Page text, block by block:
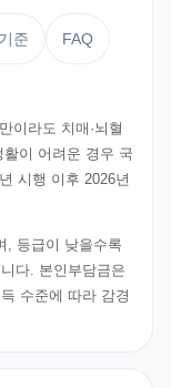
준 FAQ
이라도 치매·뇌혈
이 어려운 경우 국
시행 이후 2026년
, 등급이 낮을수록
다. 본인부담금은
수준에 따라 감경